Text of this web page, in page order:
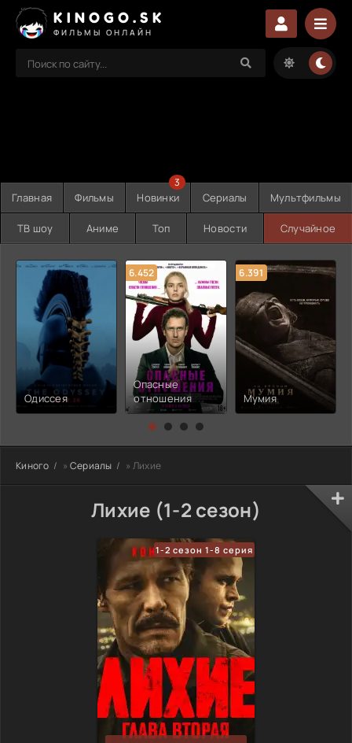
KINOGO.SK
ФИЛЬМЫ ОНЛАЙН
Главная Фильмы Новинки
3
Сериалы Мультфильмы
ТВ шоу Аниме Топ Новости Случайное
Одиссея
6.452
Опасные
отношения
6.391
Мумия
Киного » Сериалы » Лихие
Лихие (1-2 сезон)
1-2 сезон 1-8 серия